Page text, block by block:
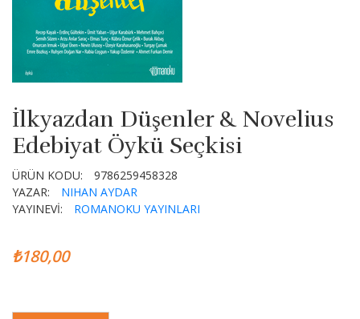
İlkyazdan Düşenler & Novelius
Edebiyat Öykü Seçkisi
ÜRÜN KODU:
9786259458328
YAZAR:
NIHAN AYDAR
YAYINEVİ:
ROMANOKU YAYINLARI
₺180,00